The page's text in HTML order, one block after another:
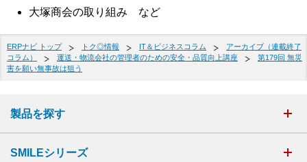
大塚商会の取り組み など
ERPナビ トップ トク◎情報 IT＆ビジネスコラム
アーカイブ（連載終了
コラム）
運送・物流会社の管理者のための安全・品質向上講座
第179回 無災
害を願い無事故は狙う
製品を探す
SMILEシリーズ